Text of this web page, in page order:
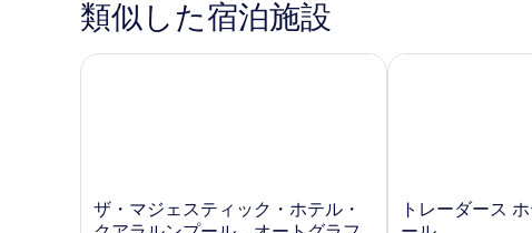
写
真
る
詳
細
示
す
る
類似した宿泊施設
ザ・
マ
ザ・マジェスティック・ホテル・
ザ・マジェスティック・ホテル・クアラルンプール、オ
ト
レ
トレーダース
トレーダース ホ